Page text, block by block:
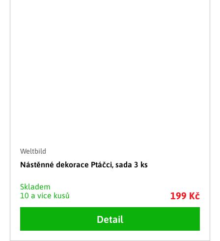
Weltbild
Nástěnné dekorace Ptáčci, sada 3 ks
Skladem
10 a více kusů
199 Kč
Detail